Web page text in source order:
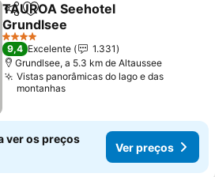
PartilharAdicionar aos favoritos
TAUROA Seehotel
Grundlsee
Ver preços
4 Estrelas
9,4 Excelente
1.331
Grundlsee, a 5.3 km de Altaussee
Vistas panorâmicas do lago e das
montanhas
ver os preços
Ver preços